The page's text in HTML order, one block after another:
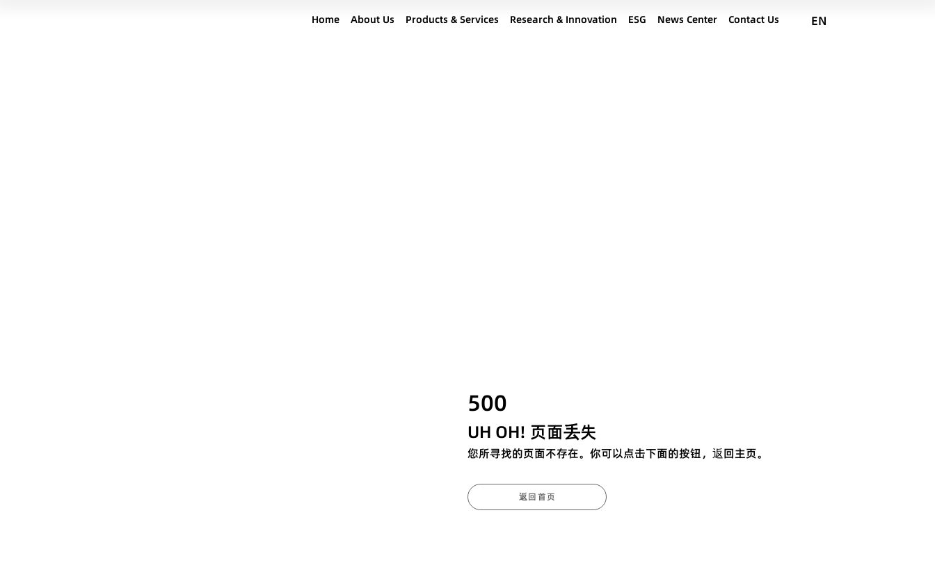
Home About Us Products & Services Research & Innovation ESG News Center Contact Us EN
500
UH OH! 页面丢失
您所寻找的页面不存在。你可以点击下面的按钮，返回主页。
返回首页